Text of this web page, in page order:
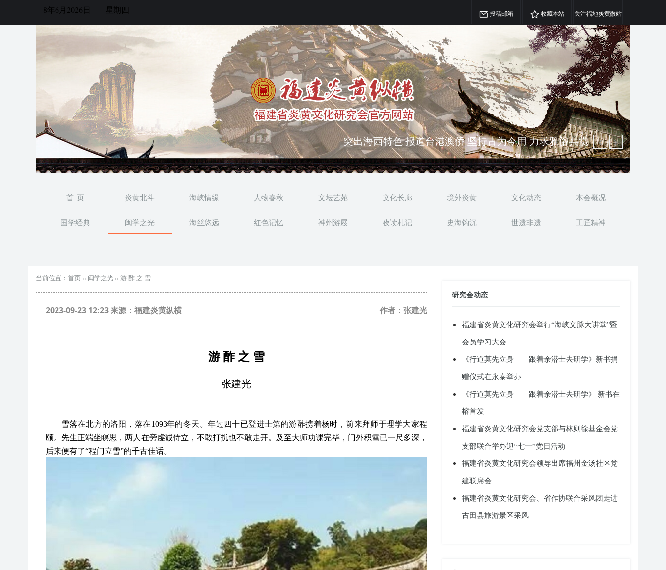
8年6月2026日 星期四 投稿邮箱 收藏本站 关注福地炎黄微站
弘扬优秀文化 振奋民族精神 介绍民族瑰宝 宣传中华精英
突出海西特色 报道台港澳侨 坚持古为今用 力求雅俗共赏
首 页 炎黄北斗 海峡情缘 人物春秋 文坛艺苑 文化长廊 境外炎黄 文化动态 本会概况
国学经典 闽学之光 海丝悠远 红色记忆 神州游屐 夜读札记 史海钩沉 世遗非遗 工匠精神
当前位置： 首页 ›› 闽学之光 ›› 游 酢 之 雪
2023-09-23 12:23 来源：福建炎黄纵横 作者：张建光
游 酢 之 雪
张建光
雪落在北方的洛阳，落在1093年的冬天。年过四十已登进士第的游酢携着杨时，前来拜师于理学大家程
颐。先生正端坐瞑思，两人在旁虔诚侍立，不敢打扰也不敢走开。及至大师功课完毕，门外积雪已一尺多深，
后来便有了“程门立雪”的千古佳话。
研究会动态
福建省炎黄文化研究会举行“海峡文脉大讲堂”暨
会员学习大会
《行道莫先立身——跟着余潜士去研学》新书捐
赠仪式在永泰举办
《行道莫先立身——跟着余潜士去研学》 新书在
榕首发
福建省炎黄文化研究会党支部与林则徐基金会党
支部联合举办迎“七一”党日活动
福建省炎黄文化研究会领导出席福州金汤社区党
建联席会
福建省炎黄文化研究会、省作协联合采风团走进
古田县旅游景区采风